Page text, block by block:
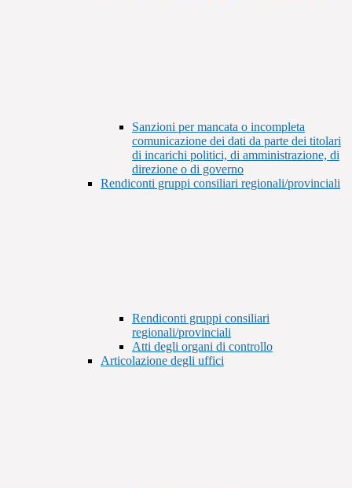
Sanzioni per mancata o incompleta
comunicazione dei dati da parte dei titolari
di incarichi politici, di amministrazione, di
direzione o di governo
Rendiconti gruppi consiliari regionali/provinciali
Rendiconti gruppi consiliari
regionali/provinciali
Atti degli organi di controllo
Articolazione degli uffici